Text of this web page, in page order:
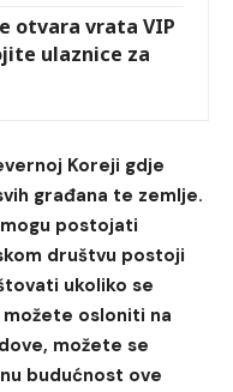
otvara vrata VIP
ulaznice za
Koreji gdje
građana te zemlje.
postojati
društvu postoji
ukoliko se
osloniti na
možete se
budućnost ove